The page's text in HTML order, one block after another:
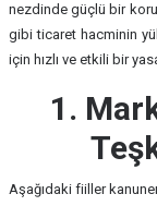
nezdinde güçlü bir
gibi ticaret hacminin
için hızlı ve etkili bir
1.
Aşağıdaki fiiller